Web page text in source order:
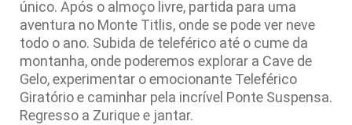
único. Após o almoço livre, partida para uma
aventura no Monte Titlis, onde se pode ver neve
todo o ano. Subida de teleférico até o cume da
montanha, onde poderemos explorar a Cave de
Gelo, experimentar o emocionante Teleférico
Giratório e caminhar pela incrível Ponte Suspensa.
Regresso a Zurique e jantar.